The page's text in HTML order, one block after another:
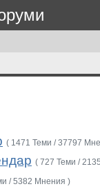
( 1471 Теми / 37797
( 727 Теми /
/ 5382 Мнения )